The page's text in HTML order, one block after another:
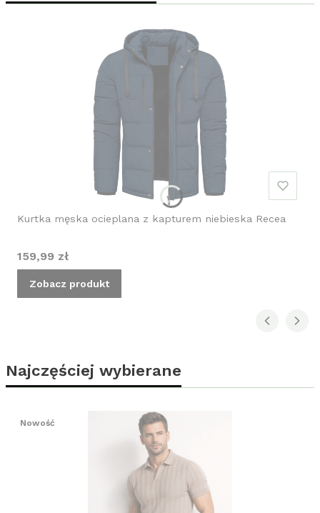
Kurtka męska ocieplana z kapturem niebieska Recea
Cena
159,99 zł
Zobacz produkt
Najczęściej wybierane
Nowość